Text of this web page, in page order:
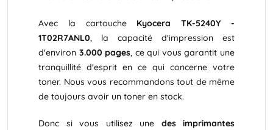
Avec la cartouche Kyocera TK-5240Y -
1T02R7ANL0, la capacité d'impression est
d'environ 3.000 pages, ce qui vous garantit une
tranquillité d'esprit en ce qui concerne votre
toner. Nous vous recommandons tout de même
de toujours avoir un toner en stock.
Donc si vous utilisez une des imprimantes